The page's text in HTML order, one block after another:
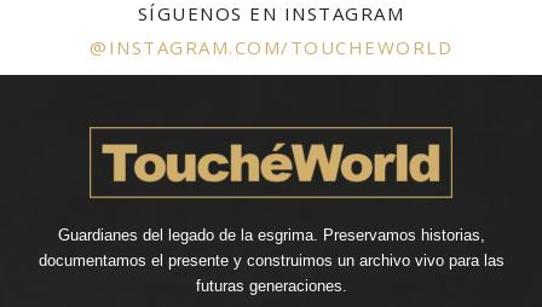
SÍGUENOS EN INSTAGRAM
@INSTAGRAM.COM/TOUCHEWORLD
Guardianes del legado de la esgrima. Preservamos historias,
documentamos el presente y construimos un archivo vivo para las
futuras generaciones.